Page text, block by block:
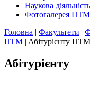
Наукова діяльність
Фотогалерея ПТМ
Головна | Факультети |
ПТМ | Абітурієнту ПТМ
Абітурієнту